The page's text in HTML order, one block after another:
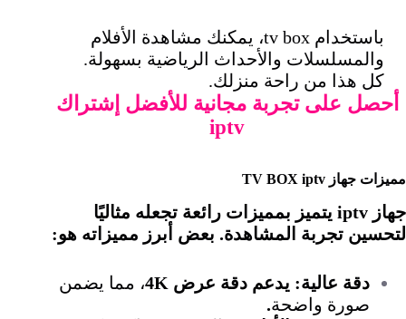
باستخدام tv box، يمكنك مشاهدة الأفلام
والمسلسلات والأحداث الرياضية بسهولة.
كل هذا من راحة منزلك.
أحصل على تجربة مجانية للأفضل إشتراك
iptv
مميزات جهاز TV BOX iptv
جهاز iptv يتميز بمميزات رائعة تجعله مثاليًا
لتحسين تجربة المشاهدة. بعض أبرز مميزاته هو:
دقة عالية: يدعم دقة عرض 4K
، مما يضمن
صورة واضحة.